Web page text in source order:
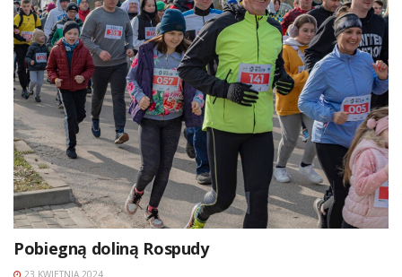
Pobiegną doliną Rospudy